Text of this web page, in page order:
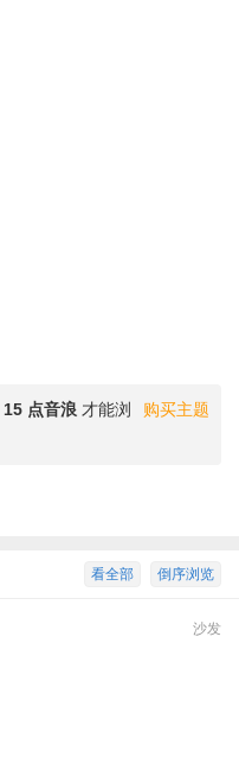
购买主题
15 点音浪 才能浏
倒序浏览
看全部
沙发